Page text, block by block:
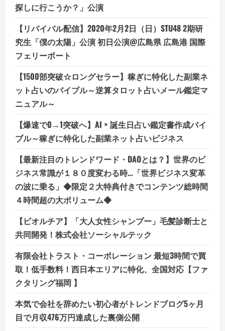
探しに行こうか？」公演
【リバイバル配信】2020年2月2日（日）STU48 2期研
究生「僕の太陽」公演 初日公演@広島県 広島港 国際
フェリーポート
【1500部突破☆ロングセラー】稼ぎに特化した副業ネ
ット占いのバイブル～逆算タロット占いメール鑑定マ
ニュアル～
【爆速で0→1突破へ】AI × 誕生日占い鑑定書作成バイ
ブル～稼ぎに特化した副業ネット占いビジネス
【最新注目のトレンドワード・DAOとは？】世界のビ
ジネス常識が１８０度変わる時…「世界ビジネス変革
の波に乗る」◆限定２大特典付きでコンテンツ総時間
４時間超の大ボリューム◆
【ビオルチア】「大人女性シャンプー」毛髪診断士と
共同開発！株式会社ソーシャルテック
有限会社トラスト・コーポレーション 最短3時間で買
取！低手数料！西日本エリアに特化、全国対応【ファ
クタリング福岡 】
本気で会社を辞めたい初心者がトレンドブログ5ヶ月
目で月収476万円達成した裏側公開